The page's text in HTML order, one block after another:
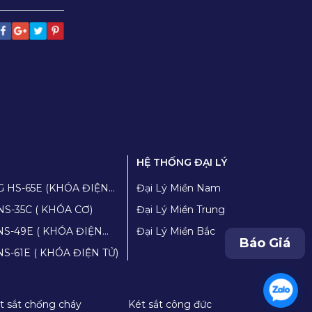
HS-65E (KHÓA ĐIỆN
35C ( KHÓA CƠ)
ĐIỆN
Két sắt chống cháy YUNOS YNS-61E ( KHÓA ĐIỆN TỬ)
HỆ THỐNG ĐẠI LÝ
Đại Lý Miền Nam
Đại Lý Miền Trung
Đại Lý Miền Bắc
sắt chống cháy Két sắt công đức
Báo Giá